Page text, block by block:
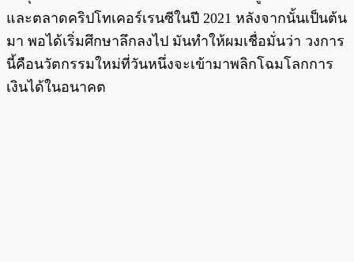
และตลาดคริปโทเคอร์เรนซีในปี 2021 หลังจากนั้นเป็นต้น
มา พอได้เริ่มศึกษาลึกลงไป มันทำให้ผมเชื่อมั่นว่า วงการ
นี้คือนวัตกรรมใหม่ที่วันหนึ่งจะเข้ามาพลิกโฉมโลกการ
เงินได้ในอนาคต